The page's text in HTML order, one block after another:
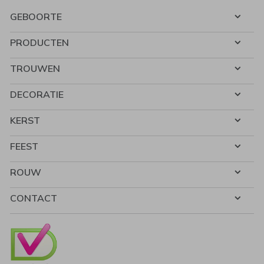
GEBOORTE
PRODUCTEN
TROUWEN
DECORATIE
KERST
FEEST
ROUW
CONTACT